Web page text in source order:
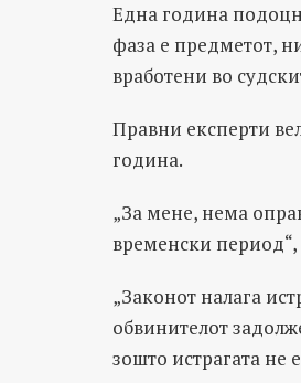
Една година
фаза е предметот,
вработени во
Правни експерти
година.
„За мене, нема
временски период“,
„Законот налага
обвинителот
зошто истрагата не